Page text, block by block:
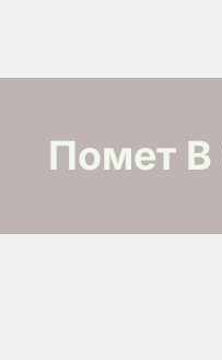
Помет B